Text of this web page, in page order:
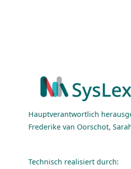
Hauptverantwortlich
Frederike van Oorschot,
Technisch realisiert durch: